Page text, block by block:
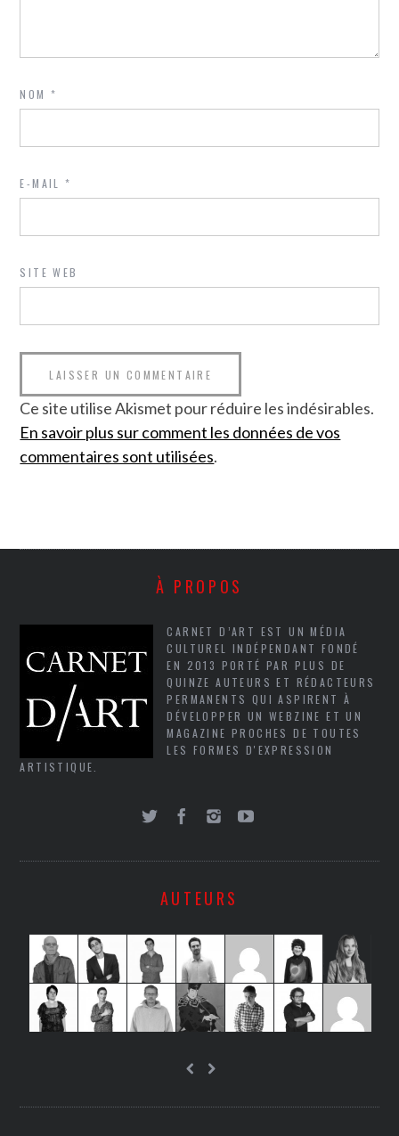
NOM*
E-MAIL*
SITE WEB
Ce site utilise Akismet pour réduire les indésirables.
En savoir plus sur comment les données de vos
commentaires sont utilisées.
À PROPOS
CARNET D’ART EST UN MÉDIA
CULTUREL INDÉPENDANT FONDÉ
EN 2013 PORTÉ PAR PLUS DE
QUINZE AUTEURS ET RÉDACTEURS
PERMANENTS QUI ASPIRENT À
DÉVELOPPER UN WEBZINE ET UN
MAGAZINE PROCHES DE TOUTES
LES FORMES D'EXPRESSION
ARTISTIQUE.
AUTEURS